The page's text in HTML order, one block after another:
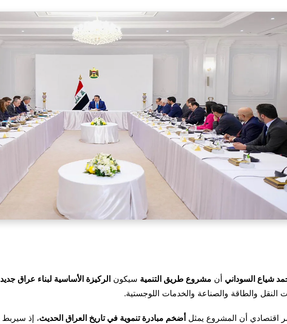
شياع السوداني أن مشروع طريق التنمية سيكون الركيزة الأساسية لبناء عراق جديد
والطاقة والصناعة والخدمات اللوجستية.
اقتصادي أن المشروع يمثل أضخم مبادرة تنموية في تاريخ العراق الحديث، إذ سيربط